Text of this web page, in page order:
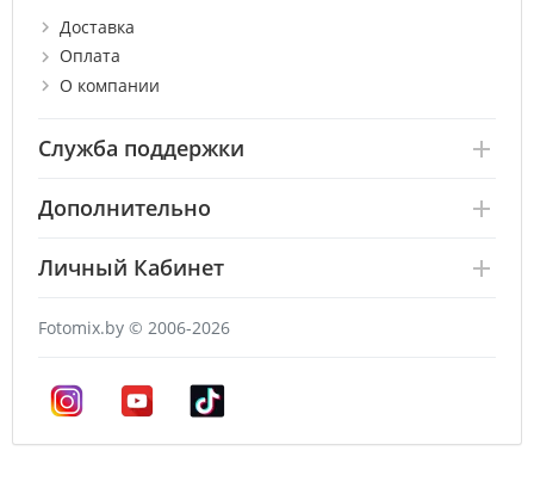
Доставка
Оплата
О компании
Служба поддержки
Дополнительно
Личный Кабинет
Fotomix.by © 2006-2026